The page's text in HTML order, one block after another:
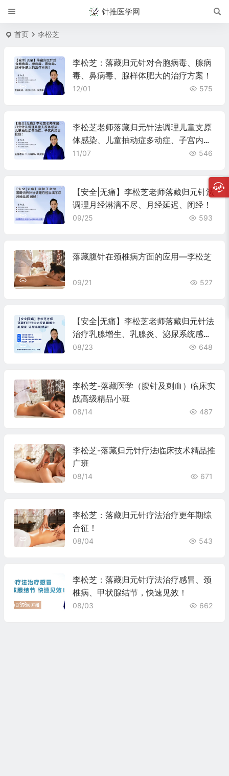
针推医学网
首页 李松芝
李松芝：落藏归元针对合胞病毒、腺病
毒、鼻病毒、腺样体肥大的治疗方案！
12/01 575
李松芝老师落藏归元针法调理儿童支原
体感染、儿童抽动症多动症、子宫内膜
异位症！
11/07 546
【安全|无痛】李松芝老师落藏归元针法
调理月经淋漓不尽、月经延迟、闭经！
09/25 593
落藏腹针在颈椎病方面的应用—李松芝
09/21 527
【安全|无痛】李松芝老师落藏归元针法
治疗乳腺增生、乳腺炎、泌尿系统感
染！
08/23 648
李松芝-落藏医学（腹针及刺血）临床实
战高级精品小班
08/14 487
李松芝-落藏归元针疗法临床技术精品推
广班
08/14 671
李松芝：落藏归元针疗法治疗更年期综
合征！
08/04 543
李松芝：落藏归元针疗法治疗感冒、颈
椎病、甲状腺结节，快速见效！
08/03 662